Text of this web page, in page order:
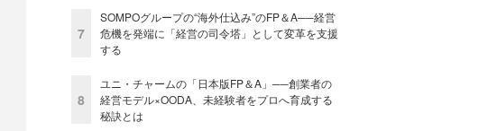
7
SOMPOグループの“海外仕込み”のFP＆A──経営
危機を発端に「経営の司令塔」として変革を支援
する
8
ユニ・チャームの「日本版FP＆A」──創業者の
経営モデル×OODA、未経験者をプロへ育成する
秘訣とは